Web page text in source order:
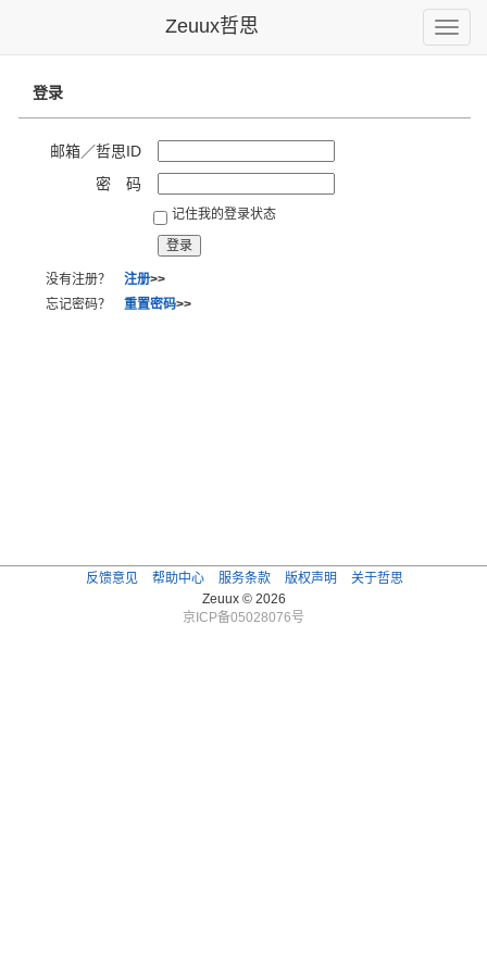
Toggle
Zeuux哲思
登录
邮箱／哲思ID
密 码
记住我的登录状态
没有注册？ 注册>>
忘记密码？ 重置密码>>
反馈意见 帮助中心 服务条款 版权声明
关于哲思
Zeuux © 2026
京ICP备05028076号